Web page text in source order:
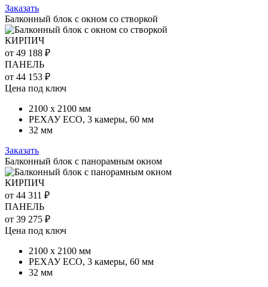
Заказать
Балконный блок с окном со створкой
КИРПИЧ
от 49 188 ₽
ПАНЕЛЬ
от 44 153 ₽
Цена под ключ
2100 х 2100 мм
РЕХАУ ECO, 3 камеры, 60 мм
32 мм
Заказать
Балконный блок с панорамным окном
КИРПИЧ
от 44 311 ₽
ПАНЕЛЬ
от 39 275 ₽
Цена под ключ
2100 х 2100 мм
РЕХАУ ECO, 3 камеры, 60 мм
32 мм